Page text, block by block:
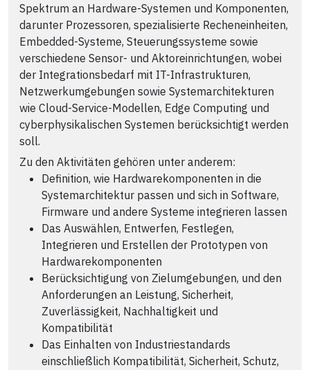
Spektrum an Hardware-Systemen und Komponenten,
darunter Prozessoren, spezialisierte Recheneinheiten,
Embedded-Systeme, Steuerungssysteme sowie
verschiedene Sensor- und Aktoreinrichtungen, wobei
der Integrationsbedarf mit IT-Infrastrukturen,
Netzwerkumgebungen sowie Systemarchitekturen
wie Cloud-Service-Modellen, Edge Computing und
cyberphysikalischen Systemen berücksichtigt werden
soll.
Zu den Aktivitäten gehören unter anderem:
Definition, wie Hardwarekomponenten in die
Systemarchitektur passen und sich in Software,
Firmware und andere Systeme integrieren lassen
Das Auswählen, Entwerfen, Festlegen,
Integrieren und Erstellen der Prototypen von
Hardwarekomponenten
Berücksichtigung von Zielumgebungen, und den
Anforderungen an Leistung, Sicherheit,
Zuverlässigkeit, Nachhaltigkeit und
Kompatibilität
Das Einhalten von Industriestandards
einschließlich Kompatibilität, Sicherheit, Schutz,